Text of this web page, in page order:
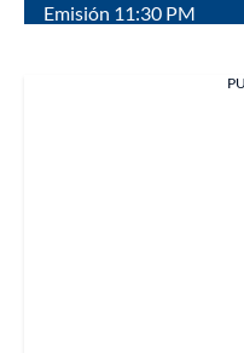
Emisión 11:30 PM